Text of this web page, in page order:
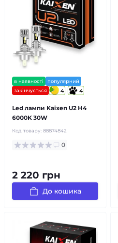
в наявності
популярний
закінчується
4 4
Led лампи Kaixen U2 H4
6000K 30W
Код товару: 88874842
0
2 220 грн
До кошика